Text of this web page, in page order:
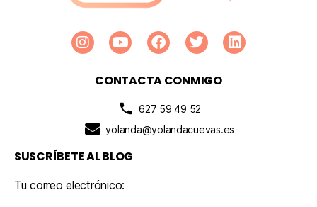
CONTACTA CONMIGO
627 59 49 52
yolanda@yolandacuevas.es
SUSCRÍBETE AL BLOG
Tu correo electrónico: